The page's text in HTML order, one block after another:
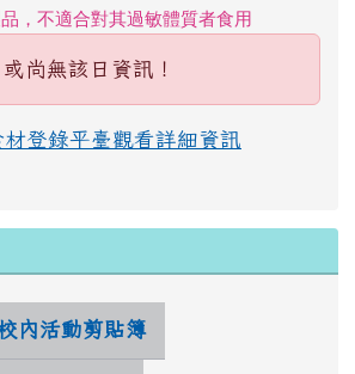
，不適合對其過敏體質者食用
尚無該日資訊！
登錄平臺觀看詳細資訊
內活動剪貼簿